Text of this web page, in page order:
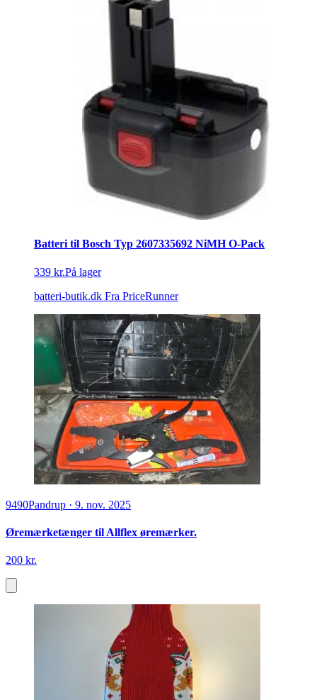
Batteri til Bosch Typ 2607335692 NiMH O-Pack
339 kr.På lager
batteri-butik.dk Fra PriceRunner
9490Pandrup · 9. nov. 2025
Øremærketænger til Allflex øremærker.
200 kr.